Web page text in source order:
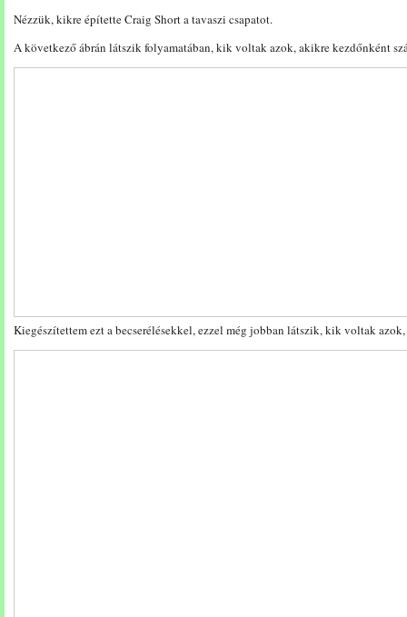
Nézzük, kikre építette Craig Short a tavaszi csapatot.
A következő ábrán látszik folyamatában, kik voltak azok, akikre kezdőnként
Kiegészítettem ezt a becserélésekkel, ezzel még jobban látszik, kik voltak